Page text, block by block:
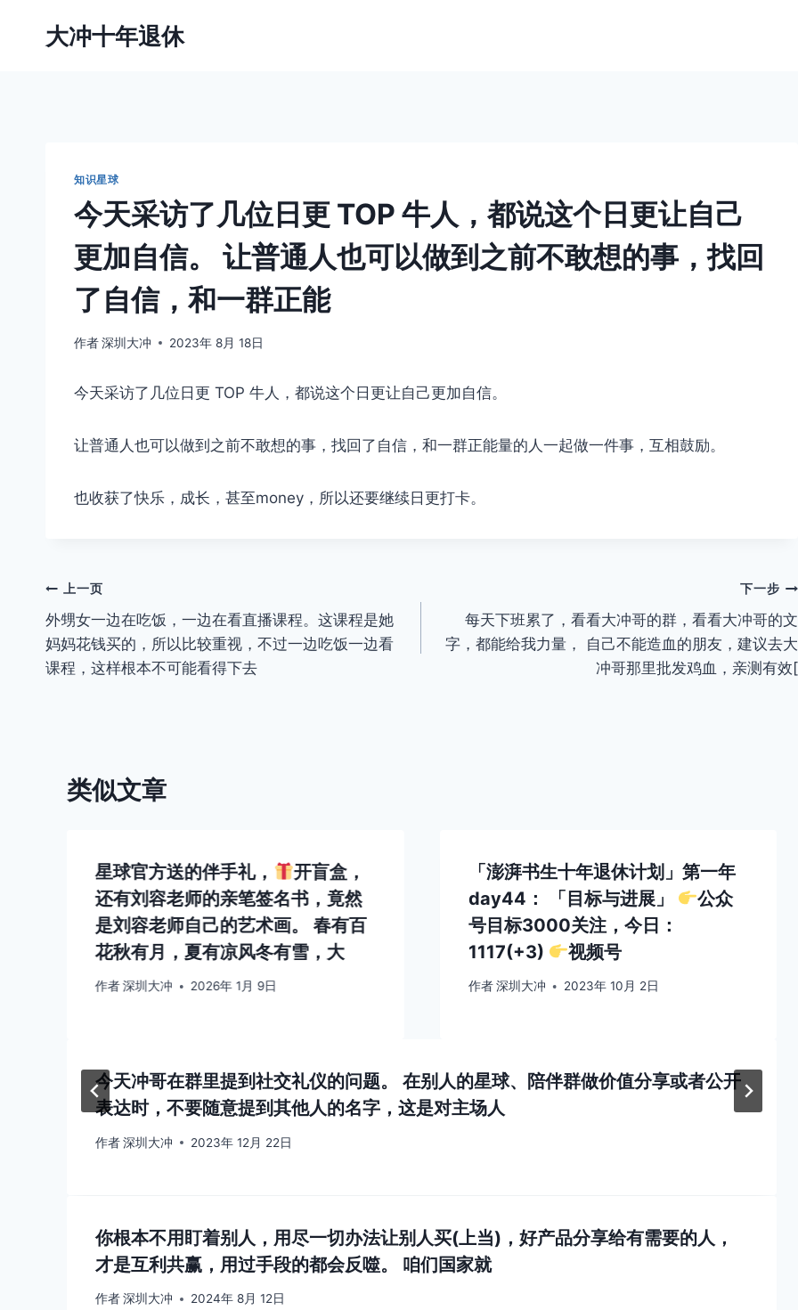
大冲十年退休
知识星球
今天采访了几位日更 TOP 牛人，都说这个日更让自己
更加自信。 让普通人也可以做到之前不敢想的事，找回
了自信，和一群正能
作者深圳大冲 2023年 8月 18日
今天采访了几位日更 TOP 牛人，都说这个日更让自己更加自信。
让普通人也可以做到之前不敢想的事，找回了自信，和一群正能量的人一起做一件事，互相鼓励。
也收获了快乐，成长，甚至money，所以还要继续日更打卡。
文
章
导
上一页
外甥女一边在吃饭，一边在看直播课程。这课程是她
妈妈花钱买的，所以比较重视，不过一边吃饭一边看
课程，这样根本不可能看得下去
下一步
每天下班累了，看看大冲哥的群，看看大冲哥的文
字，都能给我力量， 自己不能造血的朋友，建议去大
冲哥那里批发鸡血，亲测有效[
类似文章
星球官方送的伴手礼，
开盲盒，
还有刘容老师的亲笔签名书，竟然
是刘容老师自己的艺术画。 春有百
花秋有月，夏有凉风冬有雪，大
作者深圳大冲 2026年 1月 9日
「澎湃书生十年退休计划」第一年
day44： 「目标与进展」
公众
号目标3000关注，今日：
1117(+3)
视频号
作者 深圳大冲 2023年 10月 2日
今天冲哥在群里提到社交礼仪的问题。 在别人的星球、陪伴群做价值分享或者公开
表达时，不要随意提到其他人的名字，这是对主场人
作者深圳大冲 2023年 12月 22日
你根本不用盯着别人，用尽一切办法让别人买(上当)，好产品分享给有需要的人，
才是互利共赢，用过手段的都会反噬。 咱们国家就
作者深圳大冲 2024年 8月 12日